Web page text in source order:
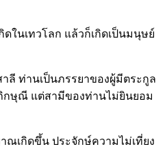
ในเทวโลก แล้วก็เกิดเป็นมนุษย์
ลี ท่านเป็นภรรยาของผู้มีตระกูล
กษุณี แต่สามีของท่านไม่ยินยอม
เกิดขึ้น ประจักษ์ความไม่เที่ยง